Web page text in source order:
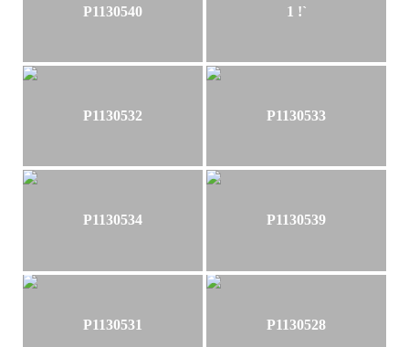
P1130540 1 !`
P1130532 P1130533
P1130534 P1130539
P1130531 P1130528